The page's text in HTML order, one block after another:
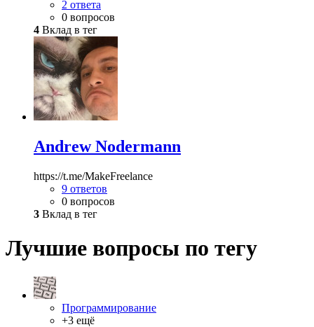
2 ответа
0 вопросов
4 Вклад в тег
Andrew Nodermann
https://t.me/MakeFreelance
9 ответов
0 вопросов
3 Вклад в тег
Лучшие вопросы по тегу
Программирование
+3 ещё